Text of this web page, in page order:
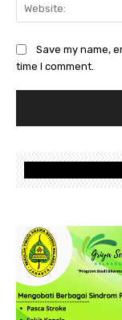
Save my name,
time I comment.